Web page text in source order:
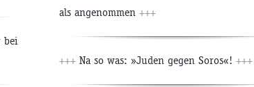
bei
als angenommen +++
+++ Na so was: »Juden gegen Soros«! +++